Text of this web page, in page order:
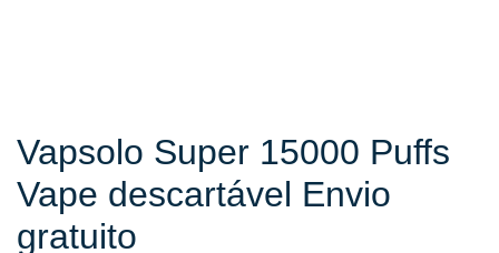
Vapsolo Super 15000 Puffs
Vape descartável Envio
gratuito